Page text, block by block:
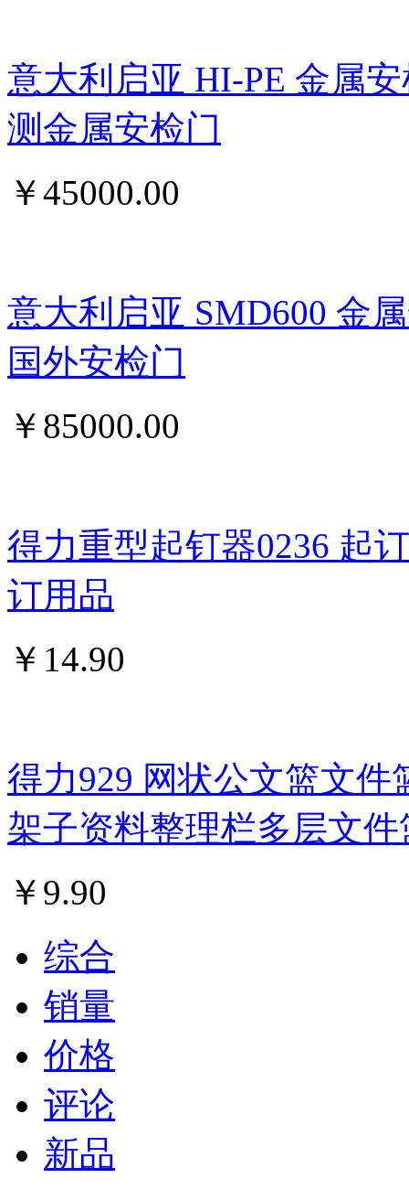
意大利启亚 HI-PE 金属
测金属安检门
￥45000.00
意大利启亚 SMD600 金
国外安检门
￥ 85000.00
得力重型起钉器0236 起
订用品
￥ 14.90
得力929 网状公文篮文
架子资料整理栏多层文件
￥ 9.90
综合
销量
价格
评论
新品